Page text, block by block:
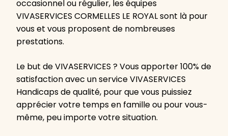
occasionnel ou régulier, les équipes
VIVASERVICES CORMELLES LE ROYAL sont là pour
vous et vous proposent de nombreuses
prestations.
Le but de VIVASERVICES ? Vous apporter 100% de
satisfaction avec un service VIVASERVICES
Handicaps de qualité, pour que vous puissiez
apprécier votre temps en famille ou pour vous-
même, peu importe votre situation.